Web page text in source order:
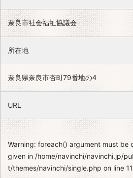
奈良市社会福祉協議会
所在地
奈良県奈良市杏町79番地の4
URL
Warning: foreach() argument must be
given in/home/navinchi/navinchi.jp/
t/themes/navinchi/single.php on line